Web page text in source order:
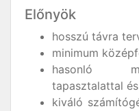
Előnyök
hosszú távra
minimum
hasonló
tapasztalattal és
kiváló